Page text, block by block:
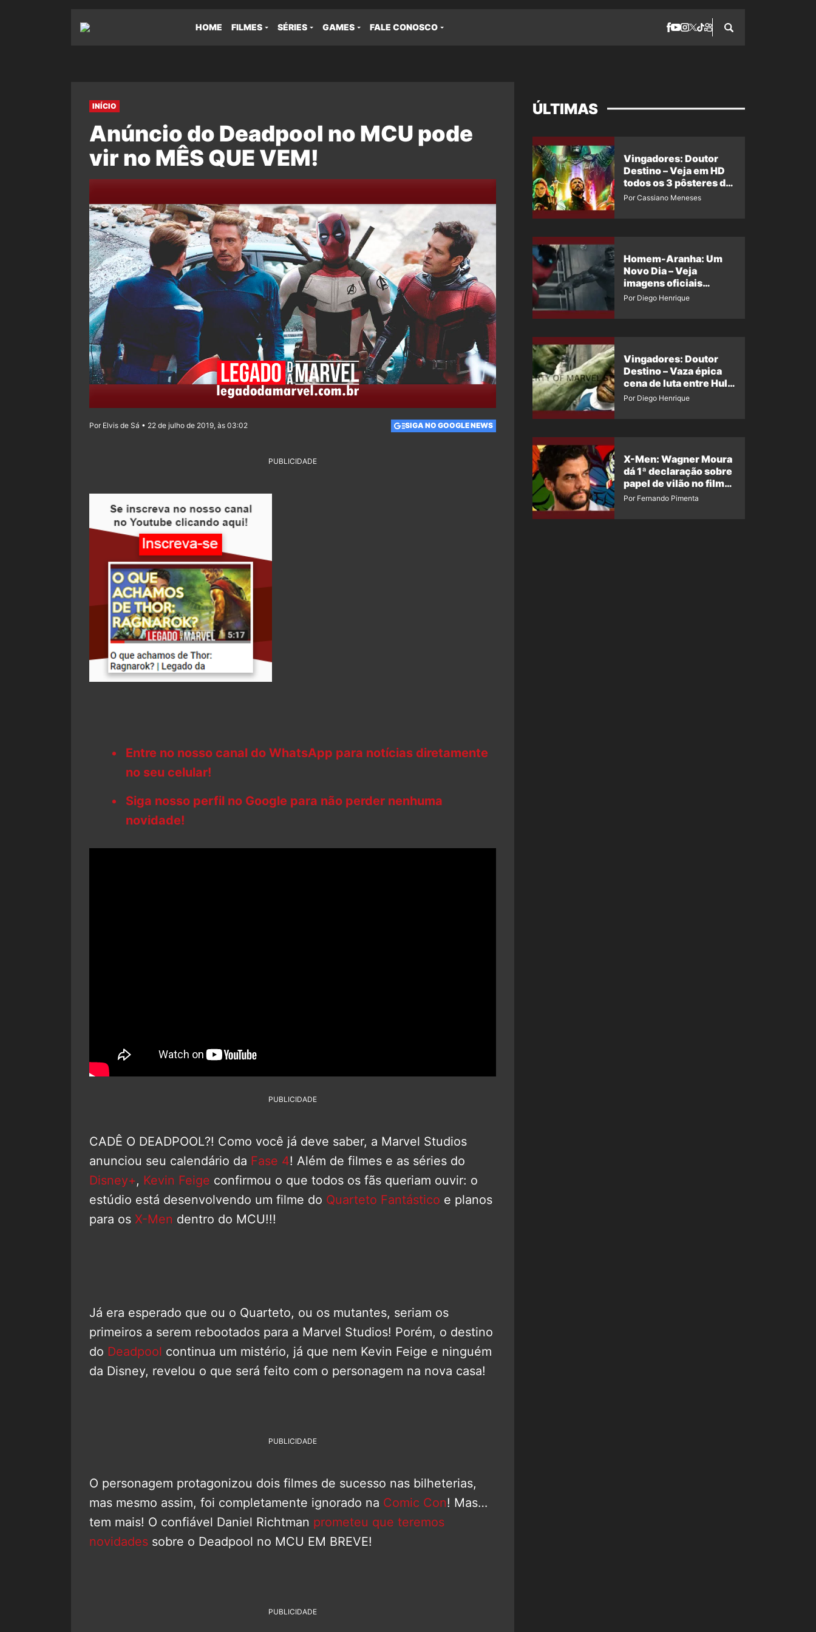
HOME FILMES SÉRIES GAMES FALE CONOSCO
INÍCIO
Anúncio do Deadpool no MCU pode
vir no MÊS QUE VEM!
Por Elvis de Sá • 22 de julho de 2019, às 03:02 SIGA NO GOOGLE NEWS
PUBLICIDADE
Entre no nosso canal do WhatsApp para notícias diretamente
no seu celular!
Siga nosso perfil no Google para não perder nenhuma
novidade!
PUBLICIDADE
CADÊ O DEADPOOL?! Como você já deve saber, a Marvel Studios
anunciou seu calendário da Fase 4! Além de filmes e as séries do
Disney+, Kevin Feige confirmou o que todos os fãs queriam ouvir: o
estúdio está desenvolvendo um filme do Quarteto Fantástico e planos
para os X-Men dentro do MCU!!!
Já era esperado que ou o Quarteto, ou os mutantes, seriam os
primeiros a serem rebootados para a Marvel Studios! Porém, o destino
do Deadpool continua um mistério, já que nem Kevin Feige e ninguém
da Disney, revelou o que será feito com o personagem na nova casa!
PUBLICIDADE
O personagem protagonizou dois filmes de sucesso nas bilheterias,
mas mesmo assim, foi completamente ignorado na Comic Con! Mas…
tem mais! O confiável Daniel Richtman prometeu que teremos
novidades sobre o Deadpool no MCU EM BREVE!
PUBLICIDADE
ÚLTIMAS
Vingadores: Doutor
Destino – Veja em HD
todos os 3 pôsteres de
‘Doomsday’ + 1 imagem
Por Cassiano Meneses
Homem-Aranha: Um
Novo Dia – Veja
imagens oficiais
descartadas do Hulk
Por Diego Henrique
Vingadores: Doutor
Destino – Vaza épica
cena de luta entre Hulk
e o Coisa
Por Diego Henrique
X-Men: Wagner Moura
dá 1ª declaração sobre
papel de vilão no filme
da Marvel
Por Fernando Pimenta